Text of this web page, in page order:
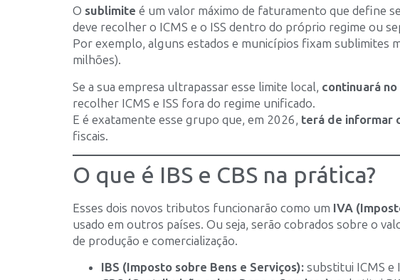
O sublimite é um valor máximo de faturamento que define
deve recolher o ICMS e o ISS dentro do próprio regime ou
Por exemplo, alguns estados e municípios fixam sublimites
milhões).
Se a sua empresa ultrapassar esse limite local, continuará
recolher ICMS e ISS fora do regime unificado.
E é exatamente esse grupo que, em 2026, terá de informar
fiscais.
O que é IBS e CBS na prática?
Esses dois novos tributos funcionarão como um IVA
usado em outros países. Ou seja, serão cobrados sobre o
de produção e comercialização.
IBS (Imposto sobre Bens e Serviços): substitui ICMS e